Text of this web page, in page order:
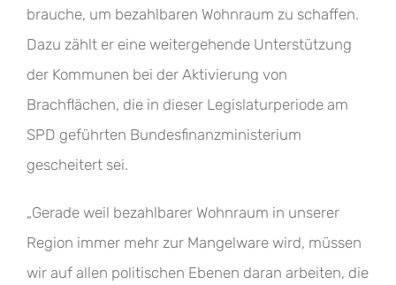
brauche, um bezahlbaren Wohnraum zu schaffen.
Dazu zählt er eine weitergehende Unterstützung
der Kommunen bei der Aktivierung von
Brachflächen, die in dieser Legislaturperiode am
SPD geführten Bundesfinanzministerium
gescheitert sei.
„Gerade weil bezahlbarer Wohnraum in unserer
Region immer mehr zur Mangelware wird, müssen
wir auf allen politischen Ebenen daran arbeiten, die